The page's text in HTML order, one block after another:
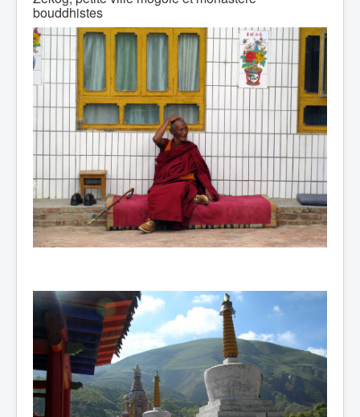
bouddhistes